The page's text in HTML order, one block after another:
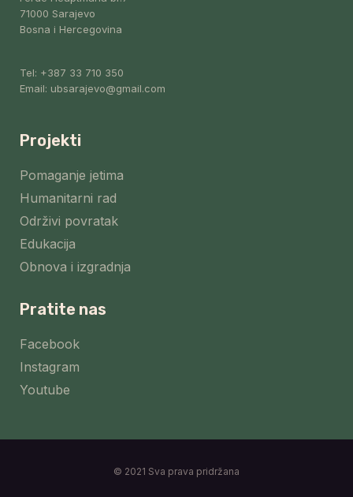
71000 Sarajevo
Bosna i Hercegovina
Tel: +387 33 710 350
Email: ubsarajevo@gmail.com
Projekti
Pomaganje jetima
Humanitarni rad
Održivi povratak
Edukacija
Obnova i izgradnja
Pratite nas
Facebook
Instagram
Youtube
© 2021 Sva prava pridržana